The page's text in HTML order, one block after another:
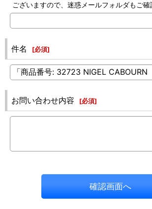
ございますので、迷惑メールフォルダもご確
件名 [必須]
お問い合わせ内容 [必須]
確認画面へ